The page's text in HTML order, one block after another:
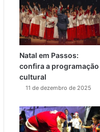
Natal em Passos:
confira a programação
cultural
11 de dezembro de 2025